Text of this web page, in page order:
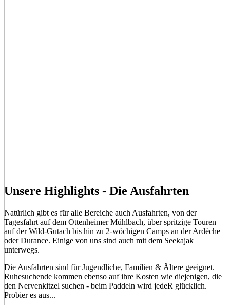
Unsere Highlights - Die Ausfahrten
Natürlich gibt es für alle Bereiche auch Ausfahrten, von der
Tagesfahrt auf dem Ottenheimer Mühlbach, über spritzige Touren
auf der Wild-Gutach bis hin zu 2-wöchigen Camps an der Ardèche
oder Durance. Einige von uns sind auch mit dem Seekajak
unterwegs.
Die Ausfahrten sind für Jugendliche, Familien & Ältere geeignet.
Ruhesuchende kommen ebenso auf ihre Kosten wie diejenigen, die
den Nervenkitzel suchen - beim Paddeln wird jedeR glücklich.
Probier es aus...